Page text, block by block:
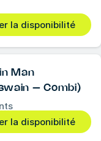
la disponibilité
Man
– Combi)
la disponibilité